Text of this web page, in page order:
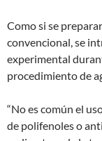
Como si se
convencional, se
experimental
procedimiento de
“No es común el
de polifenoles o